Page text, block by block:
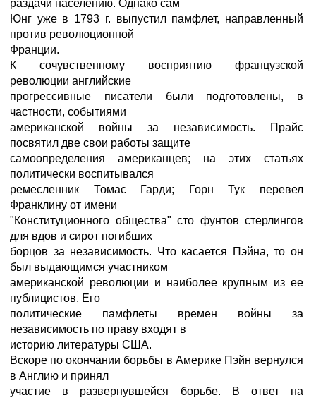
раздачи населению. Однако сам
Юнг уже в 1793 г. выпустил памфлет, направленный
против революционной
Франции.
К сочувственному восприятию французской
революции английские
прогрессивные писатели были подготовлены, в
частности, событиями
американской войны за независимость. Прайс
посвятил две свои работы защите
самоопределения американцев; на этих статьях
политически воспитывался
ремесленник Томас Гарди; Горн Тук перевел
Франклину от имени
"Конституционного общества" сто фунтов стерлингов
для вдов и сирот погибших
борцов за независимость. Что касается Пэйна, то он
был выдающимся участником
американской революции и наиболее крупным из ее
публицистов. Его
политические памфлеты времен войны за
независимость по праву входят в
историю литературы США.
Вскоре по окончании борьбы в Америке Пэйн вернулся
в Англию и принял
участие в развернувшейся борьбе. В ответ на